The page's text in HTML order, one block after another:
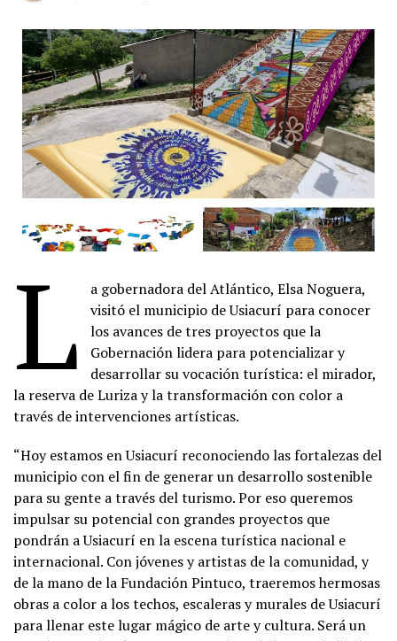
L
a gobernadora del Atlántico, Elsa Noguera,
visitó el municipio de Usiacurí para conocer
los avances de tres proyectos que la
Gobernación lidera para potencializar y
desarrollar su vocación turística: el mirador,
la reserva de Luriza y la transformación con color a
través de intervenciones artísticas.
“Hoy estamos en Usiacurí reconociendo las fortalezas del
municipio con el fin de generar un desarrollo sostenible
para su gente a través del turismo. Por eso queremos
impulsar su potencial con grandes proyectos que
pondrán a Usiacurí en la escena turística nacional e
internacional. Con jóvenes y artistas de la comunidad, y
de la mano de la Fundación Pintuco, traeremos hermosas
obras a color a los techos, escaleras y murales de Usiacurí
para llenar este lugar mágico de arte y cultura. Será un